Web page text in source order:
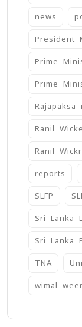
news
President
Prime
Prime
Rajapaksa
Ranil
Ranil
reports
SLFP
Sri Lanka
Sri Lanka
TNA
wimal